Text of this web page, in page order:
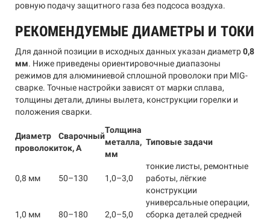
ровную подачу защитного газа без подсоса воздуха.
РЕКОМЕНДУЕМЫЕ ДИАМЕТРЫ И ТОКИ
Для данной позиции в исходных данных указан диаметр0,8
мм. Ниже приведены ориентировочные диапазоны
режимов для алюминиевой сплошной проволоки при MIG-
сварке. Точные настройки зависят от марки сплава,
толщины детали, длины вылета, конструкции горелки и
положения сварки.
Диаметр
проволоки
Сварочный
ток, А
Толщина
металла,
мм
Типовые задачи
0,8 мм 50–130 1,0–3,0
тонкие листы, ремонтные
работы, лёгкие
конструкции
1,0 мм 80–180 2,0–5,0
универсальные операции,
сборка деталей средней